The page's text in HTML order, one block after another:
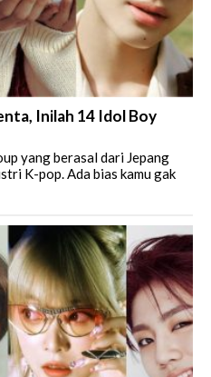
Inilah 14 Idol Boy
yang berasal dari Jepang
K-pop. Ada bias kamu gak